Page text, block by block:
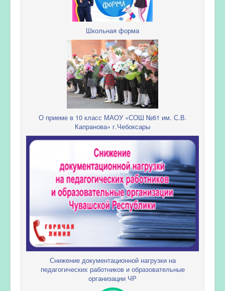
Школьная форма
О приеме в 10 класс МАОУ «СОШ №61 им. С.В.
Капранова» г.Чебоксары
Снижение документационной нагрузки на
педагогических работников и образовательные
организации ЧР